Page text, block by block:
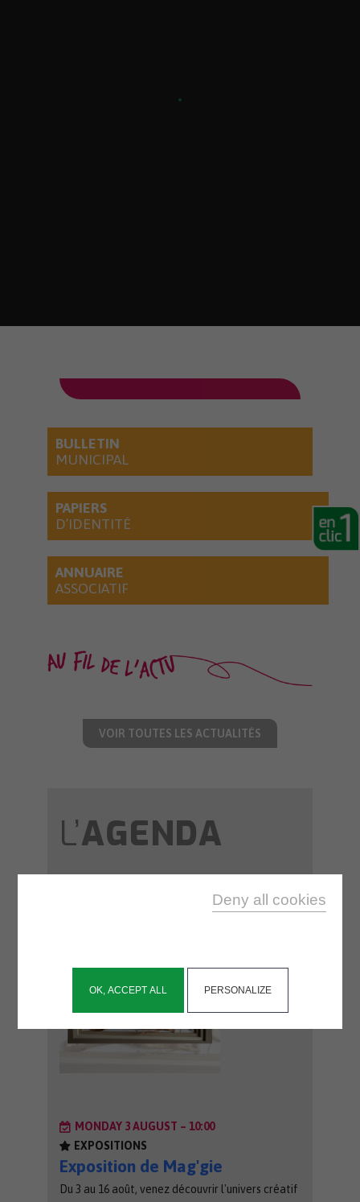
OK, ACCEPT ALL
Deny all cookies
PERSONALIZE
BULLETIN
MUNICIPAL
PAPIERS
D’IDENTITÉ
ANNUAIRE
ASSOCIATIF
VOIR TOUTES LES ACTUALITÉS
L’AGENDA
MONDAY 3 AUGUST – 10:00
EXPOSITIONS
Exposition de Mag'gie
Du 3 au 16 août, venez découvrir l'univers créatif